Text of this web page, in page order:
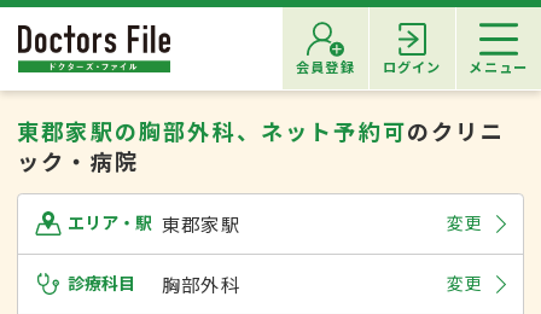
会員登録 ログイン メニュー
東郡家駅の胸部外科、ネット予約可のクリニ
ック・病院
エリア・駅 東郡家駅 変更
診療科目 胸部外科 変更